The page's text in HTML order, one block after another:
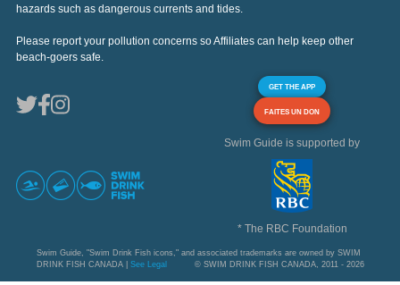
hazards such as dangerous currents and tides.
Please report your pollution concerns so Affiliates can help keep other
beach-goers safe.
GET THE APP
FAITES UN DON
Swim Guide is supported by
* The RBC Foundation
Swim Guide, "Swim Drink Fish icons," and associated trademarks are owned by SWIM
DRINK FISH CANADA | See Legal © SWIM DRINK FISH CANADA, 2011 - 2026